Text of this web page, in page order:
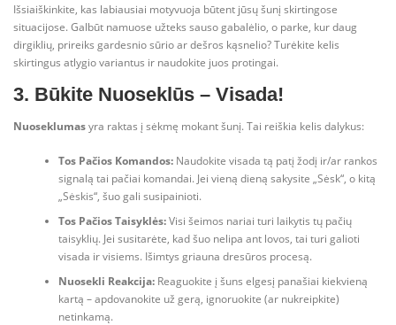
Išsiaiškinkite, kas labiausiai motyvuoja būtent jūsų šunį skirtingose
situacijose. Galbūt namuose užteks sauso gabalėlio, o parke, kur daug
dirgiklių, prireiks gardesnio sūrio ar dešros kąsnelio? Turėkite kelis
skirtingus atlygio variantus ir naudokite juos protingai.
3. Būkite Nuoseklūs – Visada!
Nuoseklumasyra raktas į sėkmę mokant šunį. Tai reiškia kelis dalykus:
Tos Pačios Komandos:Naudokite visada tą patį žodį ir/ar rankos
signalą tai pačiai komandai. Jei vieną dieną sakysite „Sėsk“, o kitą
„Sėskis“, šuo gali susipainioti.
Tos Pačios Taisyklės:Visi šeimos nariai turi laikytis tų pačių
taisyklių. Jei susitarėte, kad šuo nelipa ant lovos, tai turi galioti
visada ir visiems. Išimtys griauna dresūros procesą.
Nuosekli Reakcija:Reaguokite į šuns elgesį panašiai kiekvieną
kartą – apdovanokite už gerą, ignoruokite (ar nukreipkite)
netinkamą.